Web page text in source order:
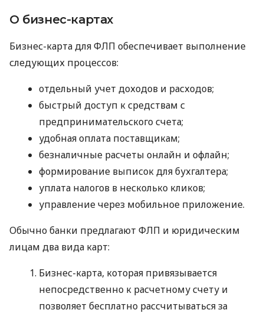
О бизнес-картах
Бизнес-карта для ФЛП обеспечивает выполнение
следующих процессов:
отдельный учет доходов и расходов;
быстрый доступ к средствам с
предпринимательского счета;
удобная оплата поставщикам;
безналичные расчеты онлайн и офлайн;
формирование выписок для бухгалтера;
уплата налогов в несколько кликов;
управление через мобильное приложение.
Обычно банки предлагают ФЛП и юридическим
лицам два вида карт:
Бизнес-карта, которая привязывается
непосредственно к расчетному счету и
позволяет бесплатно рассчитываться за